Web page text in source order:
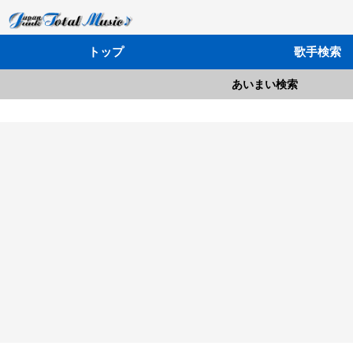
トップ 歌手検索
あいまい検索